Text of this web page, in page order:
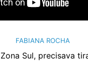
FABIANA ROCHA
Sul, precisava